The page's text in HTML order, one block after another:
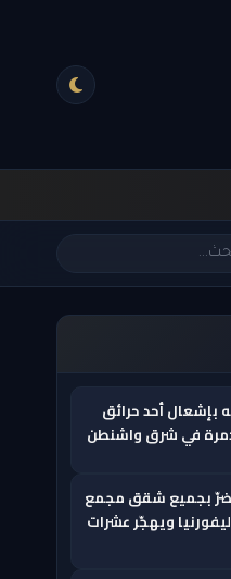
بإشعال أحد حرائق
في شرق واشنطن
بجميع شقق مجمع
ويهجّر عشرات